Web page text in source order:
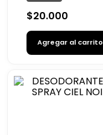
$20.000
Agregar al carrito